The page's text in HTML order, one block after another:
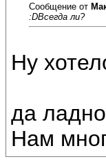
Сообщение от
:DВсегда ли?
Ну
да
Нам